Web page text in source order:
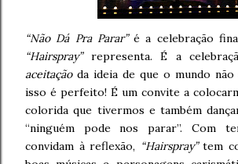
“Não Dá Pra Parar”é a celebração
“Hairspray”representa. É a
aceitaçãoda ideia de que o mundo não
isso é perfeito! É um convite a
colorida que tivermos e também
“ninguém pode nos parar”. Com
convidam à reflexão, “Hairspray”tem